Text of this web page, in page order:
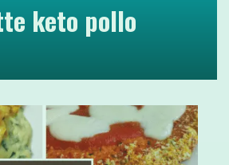
keto pollo